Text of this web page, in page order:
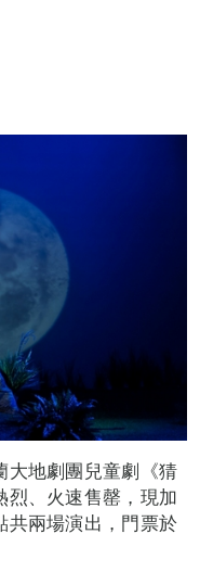
大地劇團兒童劇《猜
烈、火速售罄，現加
共兩場演出，門票於